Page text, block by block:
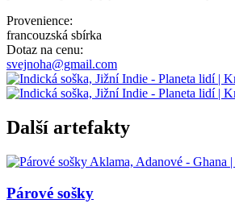
Provenience:
francouzská sbírka
Dotaz na cenu:
svejnoha@gmail.com
Další artefakty
Párové sošky